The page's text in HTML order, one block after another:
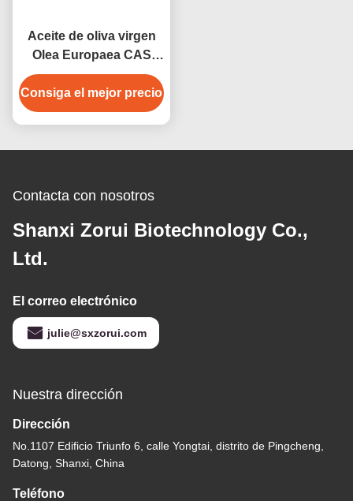
Aceite de oliva virgen
Olea Europaea CAS
8001-25-0 Ingrediente
para el cuidado de la
piel rico en
puro prensado en frío
Consiga el mejor precio
Contacta con nosotros
Shanxi Zorui Biotechnology Co.,
Ltd.
El correo electrónico
julie@sxzorui.com
Nuestra dirección
Dirección
No.1107 Edificio Triunfo 6, calle Yongtai, distrito de Pingcheng,
Datong, Shanxi, China
Teléfono